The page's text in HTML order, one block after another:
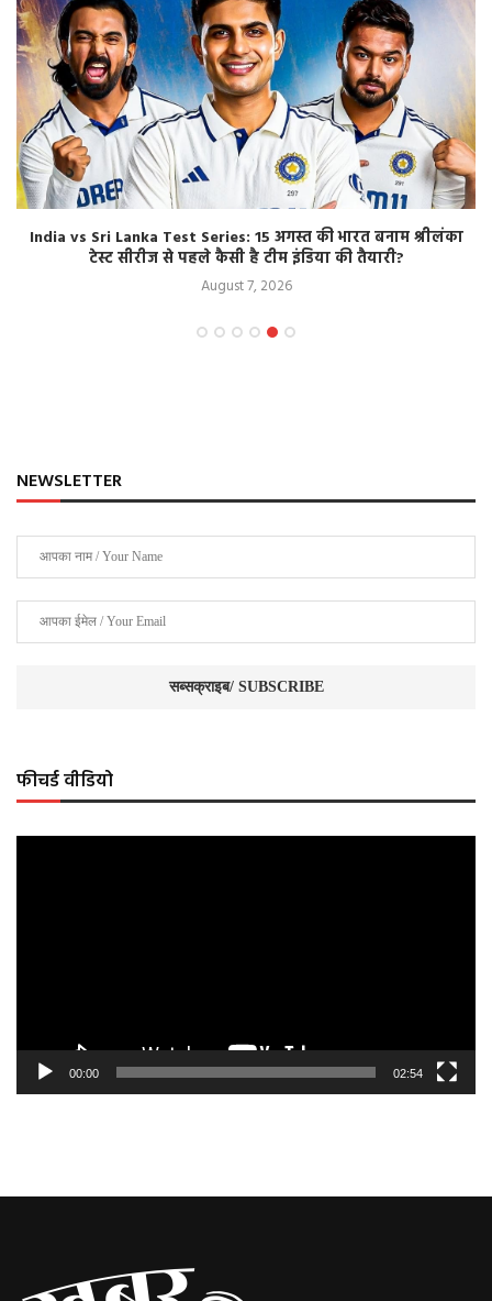
India vs Sri Lanka Test Series: 15 अगस्त की भारत बनाम श्रीलंका
टेस्ट सीरीज से पहले कैसी है टीम इंडिया की तैयारी?
August 7, 2026
NEWSLETTER
फीचर्ड वीडियो
00:00 02:54